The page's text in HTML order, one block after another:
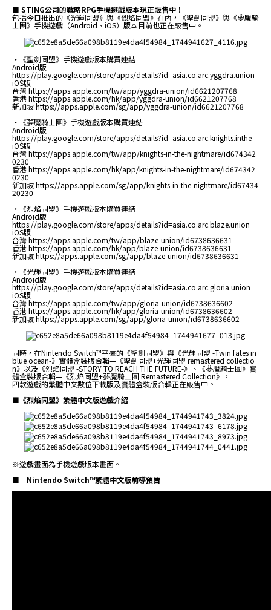
■ STING公司的戰略RPG手機遊戲版本現正販售中！
包括今日推出的《光輝同盟》與《烈焰同盟》在內，《聖劍同盟》與《夢魘騎
士團》手機遊戲（Android、iOS）版本目前也正在販售中。
・《聖劍同盟》手機遊戲版本購買連結
Android版
https://play.google.com/store/apps/details?id=asia.co.arc.yggdra.union
iOS版
台灣https://apps.apple.com/tw/app/yggdra-union/id6621207768
香港https://apps.apple.com/hk/app/yggdra-union/id6621207768
新加坡https://apps.apple.com/sg/app/yggdra-union/id6621207768
・《夢魘騎士團》手機遊戲版本購買連結
Android版
https://play.google.com/store/apps/details?id=asia.co.arc.knights.inthe
iOS版
台灣https://apps.apple.com/tw/app/knights-in-the-nightmare/id674342
0230
香港https://apps.apple.com/hk/app/knights-in-the-nightmare/id674342
0230
新加坡https://apps.apple.com/sg/app/knights-in-the-nightmare/id67434
20230
・《烈焰同盟》手機遊戲版本購買連結
Android版
https://play.google.com/store/apps/details?id=asia.co.arc.blaze.union
iOS版
台灣https://apps.apple.com/tw/app/blaze-union/id6738636631
香港https://apps.apple.com/hk/app/blaze-union/id6738636631
新加坡https://apps.apple.com/sg/app/blaze-union/id6738636631
・《光輝同盟》手機遊戲版本購買連結
Android版
https://play.google.com/store/apps/details?id=asia.co.arc.gloria.union
iOS版
台灣https://apps.apple.com/tw/app/gloria-union/id6738636602
香港https://apps.apple.com/hk/app/gloria-union/id6738636602
新加坡https://apps.apple.com/sg/app/gloria-union/id6738636602
同時，在Nintendo Switch™平臺的《聖劍同盟》與《光輝同盟 -Twin fates in
blue ocean-》實體盒裝版合輯—《聖劍同盟+光輝同盟 remastered collectio
n》以及《烈焰同盟 -STORY TO REACH THE FUTURE-》、《夢魘騎士團》實
體盒裝版合輯—《烈焰同盟+夢魘騎士團 Remastered Collection》，
四款遊戲的繁體中文數位下載版及實體盒裝版合輯正在販售中。
■《烈焰同盟》繁體中文版遊戲介紹
※遊戲畫面為手機遊戲版本畫面。
■ Nintendo Switch™繁體中文版前導預告